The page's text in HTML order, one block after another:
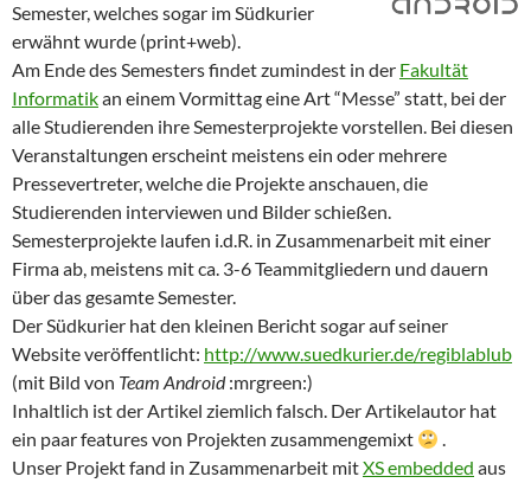
Semester, welches sogar im Südkurier
erwähnt wurde (print+web).
Am Ende des Semesters findet zumindest in der Fakultät
Informatikan einem Vormittag eine Art “Messe” statt, bei der
alle Studierenden ihre Semesterprojekte vorstellen. Bei diesen
Veranstaltungen erscheint meistens ein oder mehrere
Pressevertreter, welche die Projekte anschauen, die
Studierenden interviewen und Bilder schießen.
Semesterprojekte laufen i.d.R. in Zusammenarbeit mit einer
Firma ab, meistens mit ca. 3-6 Teammitgliedern und dauern
über das gesamte Semester.
Der Südkurier hat den kleinen Bericht sogar auf seiner
Website veröffentlicht: http://www.suedkurier.de/regiblablub
(mit Bild von Team Android:mrgreen:)
Inhaltlich ist der Artikel ziemlich falsch. Der Artikelautor hat
ein paar features von Projekten zusammengemixt
.
Unser Projekt fand in Zusammenarbeit mitXS embedded aus